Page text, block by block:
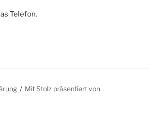
Telefon.
Mit Stolz präsentiert von